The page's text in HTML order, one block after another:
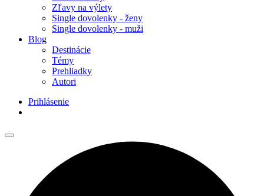
Zľavy na výlety
Single dovolenky - ženy
Single dovolenky - muži
Blog
Destinácie
Témy
Prehliadky
Autori
Prihlásenie